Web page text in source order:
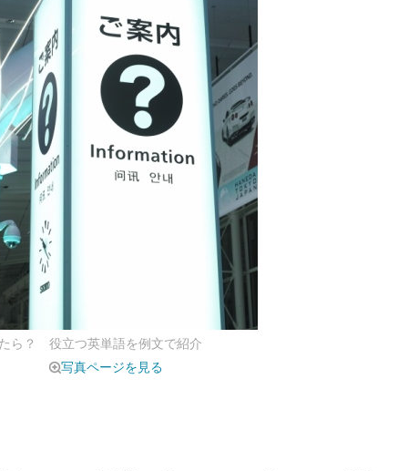
ら？ 役立つ英単語を例文で紹介
写真ページを見る